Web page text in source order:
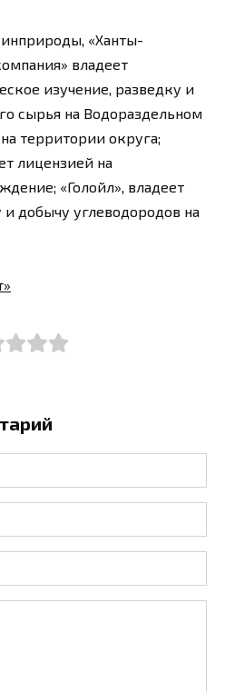
«Ханты-
владеет
изучение, разведку и
сырья на Водораздельном
территории округа;
лицензией на
«Голойл», владеет
добычу углеводородов на